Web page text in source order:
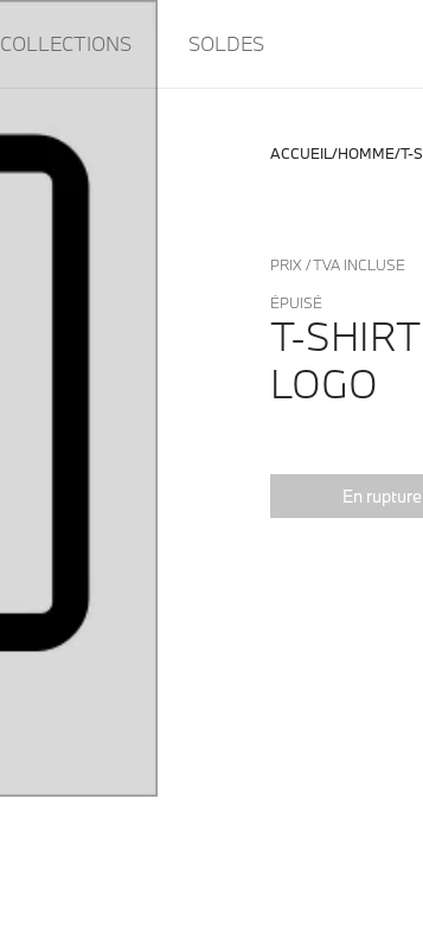
COLLECTIONS SOLDES
ACCUEIL HOMME T-
PRIX / TVA INCLUSE
ÉPUISÉ
T-
LOGO
En